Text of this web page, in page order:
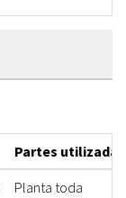
Partes utilizadas
Planta toda